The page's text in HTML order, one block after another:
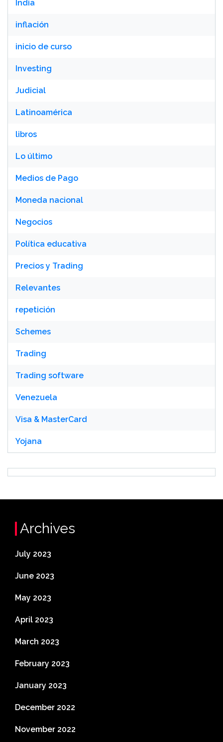
India
inflación
inicio de curso
Investing
Judicial
Latinoamérica
libros
Lo último
Medios de Pago
Moneda nacional
Negocios
Política educativa
Precios y Trading
Relevantes
repetición
Schemes
Trading
Trading software
Venezuela
Visa & MasterCard
Yojana
Archives
July 2023
June 2023
May 2023
April 2023
March 2023
February 2023
January 2023
December 2022
November 2022